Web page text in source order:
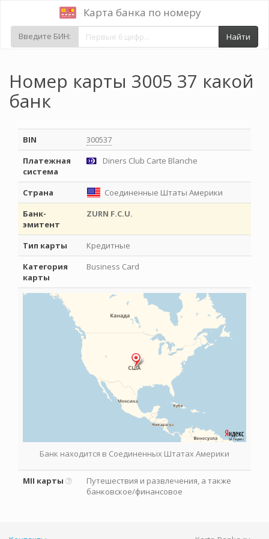
Карта банка по номеру
Введите БИН: Найти
Номер карты 3005 37 какой
банк
BIN
300537
Платежная
система
Diners Club Carte Blanche
Страна
Соединенные Штаты Америки
Банк-
эмитент
ZURN F.C.U.
Тип карты
Кредитные
Категория
карты
Business Card
Банк находится в Соединенных Штатах Америки
MII карты
Путешествия и развлечения, а также
банковское/финансовое